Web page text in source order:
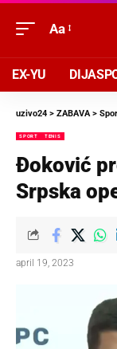
Aa
EX-YU
uzivo24 > ZABAVA>
SPORT TENIS
Đoković
Srpska
april 19, 2023